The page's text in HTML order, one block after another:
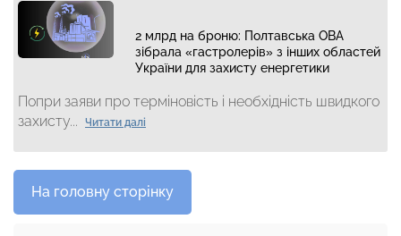
2 млрд на броню: Полтавська ОВА
зібрала «гастролерів» з інших областей
України для захисту енергетики
Попри заяви про терміновість і необхідність швидкого
захисту...
Читати далі
На головну сторінку